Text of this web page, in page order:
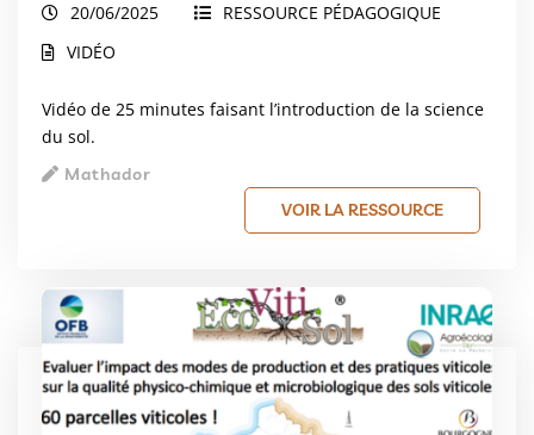
20/06/2025
RESSOURCE PÉDAGOGIQUE
VIDÉO
Vidéo de 25 minutes faisant l’introduction de la science
du sol.
Mathador
VOIR LA RESSOURCE